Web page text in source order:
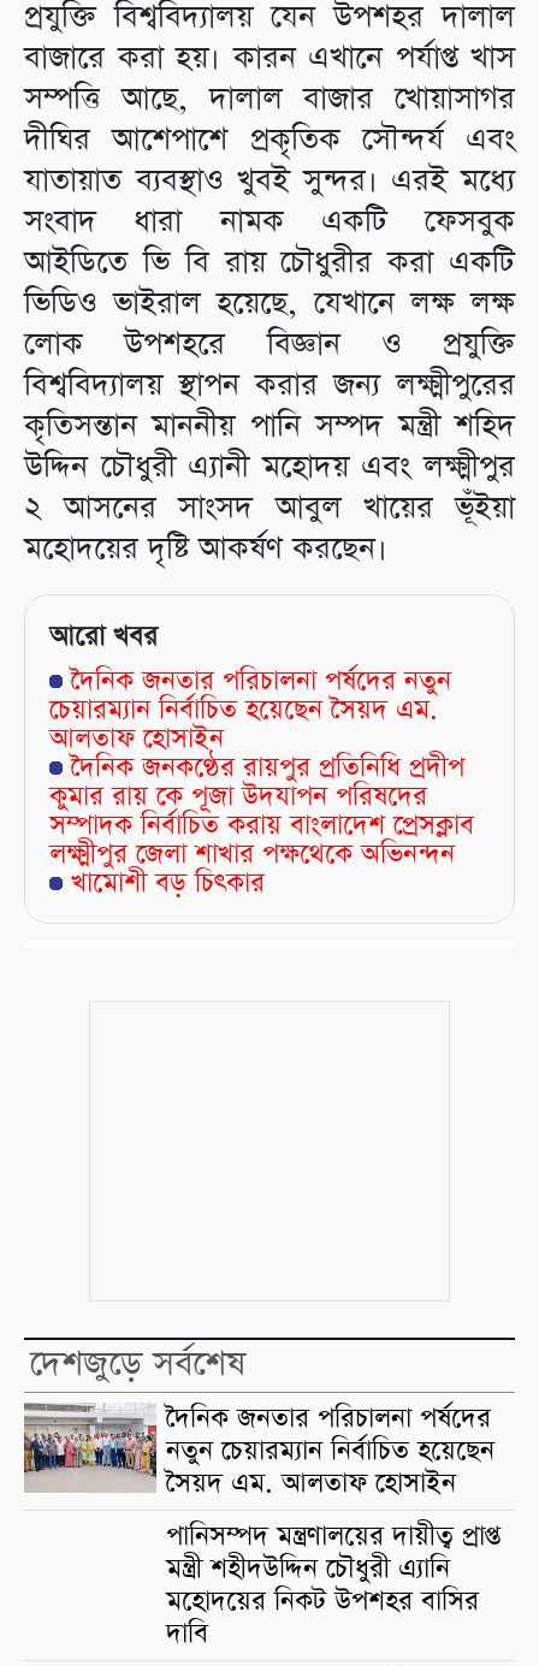
প্রযুক্তি বিশ্ববিদ্যালয় যেন উপশহর দালাল
বাজারে করা হয়। কারন এখানে পর্যাপ্ত খাস
সম্পত্তি আছে, দালাল বাজার খোয়াসাগর
দীঘির আশেপাশে প্রকৃতিক সৌন্দর্য এবং
যাতায়াত ব্যবস্থাও খুবই সুন্দর। এরই মধ্যে
সংবাদ ধারা নামক একটি ফেসবুক
আইডিতে ভি বি রায় চৌধুরীর করা একটি
ভিডিও ভাইরাল হয়েছে, যেখানে লক্ষ লক্ষ
লোক উপশহরে বিজ্ঞান ও প্রযুক্তি
বিশ্ববিদ্যালয় স্থাপন করার জন্য লক্ষ্মীপুরের
কৃতিসন্তান মাননীয় পানি সম্পদ মন্ত্রী শহিদ
উদ্দিন চৌধুরী এ্যানী মহোদয় এবং লক্ষ্মীপুর
২ আসনের সাংসদ আবুল খায়ের ভূঁইয়া
মহোদয়ের দৃষ্টি আকর্ষণ করছেন।
আরো খবর
দৈনিক জনতার পরিচালনা পর্ষদের নতুন
চেয়ারম্যান নির্বাচিত হয়েছেন সৈয়দ এম.
আলতাফ হোসাইন
দৈনিক জনকণ্ঠের রায়পুর প্রতিনিধি প্রদীপ
কুমার রায় কে পূজা উদযাপন পরিষদের
সম্পাদক নির্বাচিত করায় বাংলাদেশ প্রেসক্লাব
লক্ষ্মীপুর জেলা শাখার পক্ষথেকে অভিনন্দন
খামোশী বড় চিৎকার
দেশজুড়ে সর্বশেষ
দৈনিক জনতার পরিচালনা পর্ষদের
নতুন চেয়ারম্যান নির্বাচিত হয়েছেন
সৈয়দ এম. আলতাফ হোসাইন
পানিসম্পদ মন্ত্রণালয়ের দায়ীত্ব প্রাপ্ত
মন্ত্রী শহীদউদ্দিন চৌধুরী এ্যানি
মহোদয়ের নিকট উপশহর বাসির
দাবি